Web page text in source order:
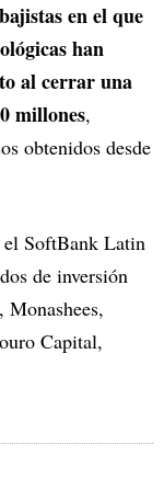
en el que
han
al cerrar una
millones,
obtenidos desde
SoftBank Latin
de inversión
Capital,